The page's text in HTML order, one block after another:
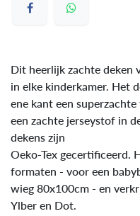
Dit heerlijk zachte deken
in elke kinderkamer. Het
ene kant een
een zachte jerseystof in
dekens zijn
Oeko-Tex gecertificeerd.
formaten - voor een
wieg 80x100cm - en
Ylber en Dot.